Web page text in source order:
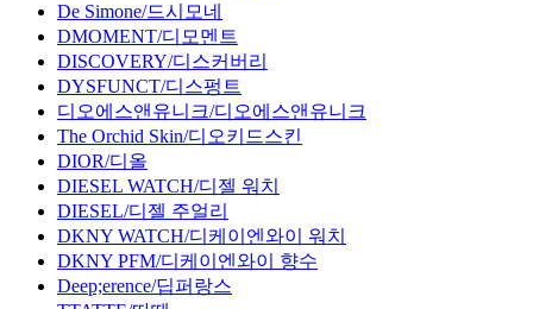
De Simone/드시모네
DMOMENT/디모멘트
DISCOVERY/디스커버리
DYSFUNCT/디스펑트
디오에스앤유니크/디오에스앤유니크
The Orchid Skin/디오키드스킨
DIOR/디올
DIESEL WATCH/디젤 워치
DIESEL/디젤 주얼리
DKNY WATCH/디케이엔와이 워치
DKNY PFM/디케이엔와이 향수
Deep;erence/딥퍼랑스